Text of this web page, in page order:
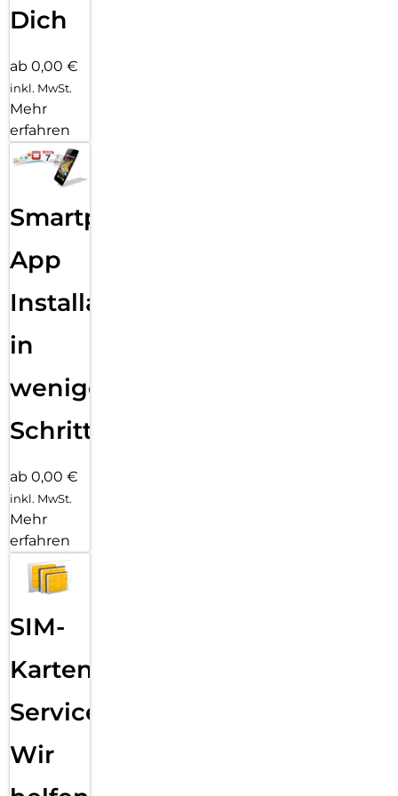
Dich
ab 0,00 €
inkl. MwSt.
Mehr
erfahren
Smartphone
App
Installation
in
wenigen
Schritten
ab 0,00 €
inkl. MwSt.
Mehr
erfahren
SIM-
Karten
Service:
Wir